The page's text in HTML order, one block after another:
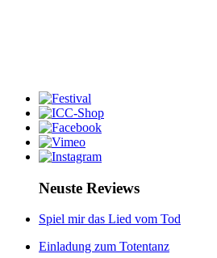
Neuste Reviews
Spiel mir das Lied vom Tod
Einladung zum Totentanz